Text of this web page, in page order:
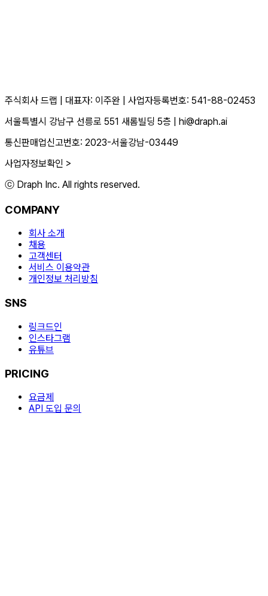
주식회사 드랩 대표자: 이주완
사업자등록번호: 541-88-02453
서울특별시 강남구 선릉로 551 새롬빌딩 5층
hi@draph.ai
통신판매업신고번호: 2023-서울강남-03449
사업자정보확인 >
ⓒ Draph Inc. All rights reserved.
COMPANY
회사 소개
채용
고객센터
서비스 이용약관
개인정보 처리방침
SNS
링크드인
인스타그램
유튜브
PRICING
요금제
API 도입 문의